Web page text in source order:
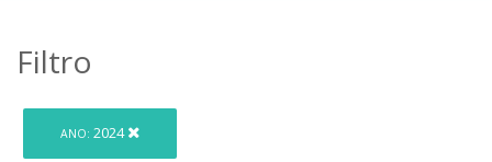
Filtro
ANO: 2024